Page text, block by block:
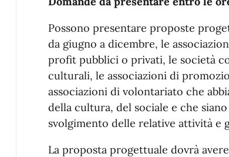
Possono presentare proposte
da giugno a dicembre, le
profit pubblici o privati, le società
culturali, le associazioni di
associazioni di volontariato che
della cultura, del sociale e che
svolgimento delle relative attività
La proposta progettuale dovrà